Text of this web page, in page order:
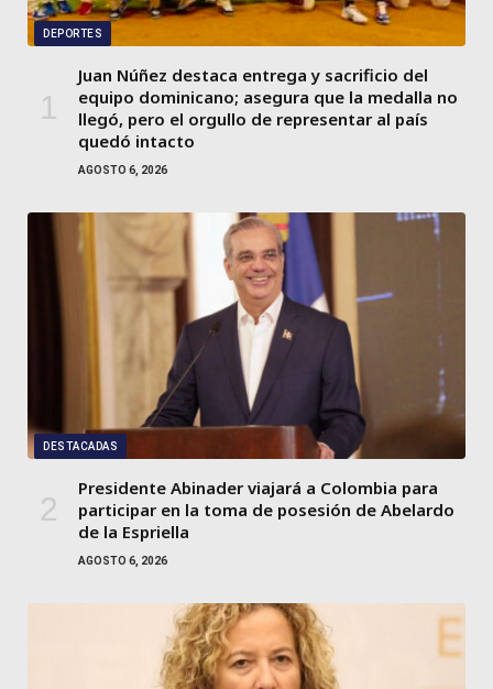
DEPORTES
Juan Núñez destaca entrega y sacrificio del
equipo dominicano; asegura que la medalla no
llegó, pero el orgullo de representar al país
quedó intacto
AGOSTO 6, 2026
DESTACADAS
Presidente Abinader viajará a Colombia para
participar en la toma de posesión de Abelardo
de la Espriella
AGOSTO 6, 2026